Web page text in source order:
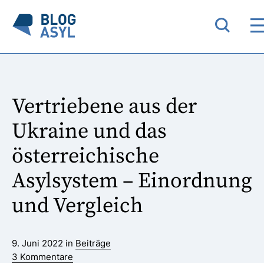
Vertriebene aus der
Ukraine und das
österreichische
Asylsystem – Einordnung
und Vergleich
9. Juni 2022 in Beiträge
3 Kommentare